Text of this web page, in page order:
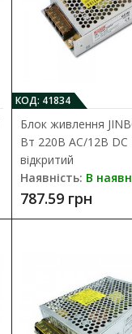
КОД: 41834
Блок живлення
Вт 220В AC/12В DC
відкритий
Наявність: В
787.59 грн